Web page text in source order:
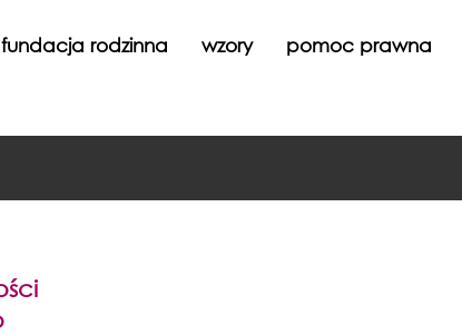
fundacja rodzinna wzory pomoc prawna